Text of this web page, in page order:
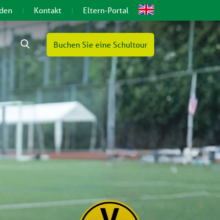
Kontakt Eltern-Portal
Buchen Sie eine Schultour